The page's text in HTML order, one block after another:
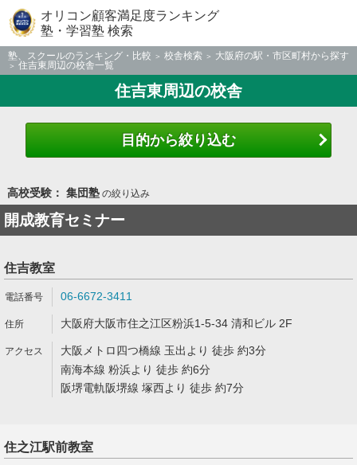
オリコン顧客満足度ランキング
塾・学習塾 検索
塾、スクールのランキング・比較 校舎検索
大阪府の駅・市区町村から探す
住吉東周辺の校舎一覧
住吉東周辺の校舎
目的から絞り込む
高校受験： 集団塾の絞り込み
開成教育セミナー
住吉教室
06-6672-3411
大阪府大阪市住之江区粉浜1-5-34 清和ビル 2F
大阪メトロ四つ橋線 玉出より 徒歩 約3分
南海本線 粉浜より 徒歩 約6分
阪堺電軌阪堺線 塚西より 徒歩 約7分
住之江駅前教室